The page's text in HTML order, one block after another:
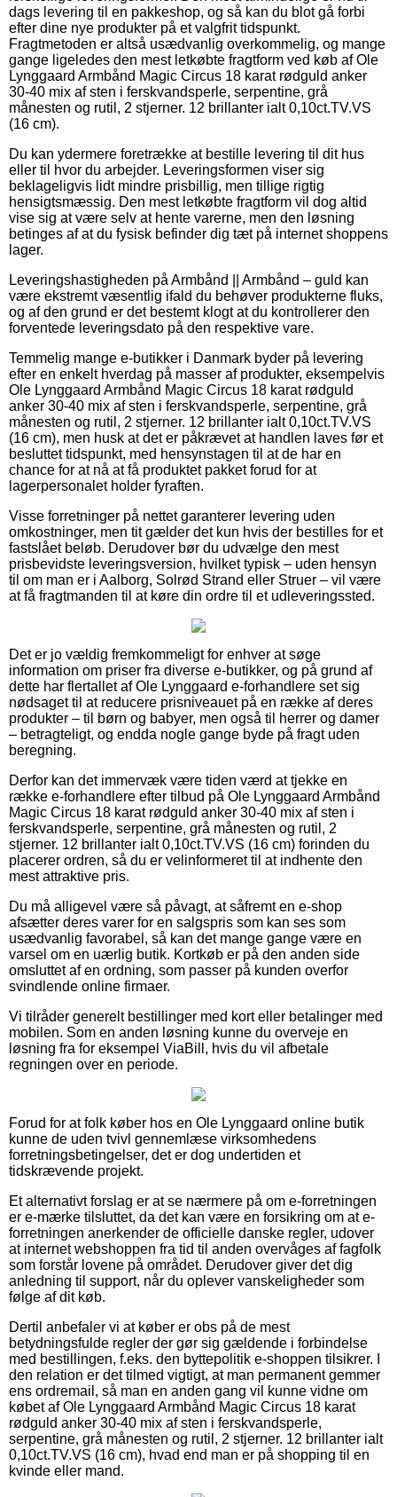
dags levering til en pakkeshop, og så kan du blot gå forbi
efter dine nye produkter på et valgfrit tidspunkt.
Fragtmetoden er altså usædvanlig overkommelig, og mange
gange ligeledes den mest letkøbte fragtform ved køb af Ole
Lynggaard Armbånd Magic Circus 18 karat rødguld anker
30-40 mix af sten i ferskvandsperle, serpentine, grå
månesten og rutil, 2 stjerner. 12 brillanter ialt 0,10ct.TV.VS
(16 cm).
Du kan ydermere foretrække at bestille levering til dit hus
eller til hvor du arbejder. Leveringsformen viser sig
beklageligvis lidt mindre prisbillig, men tillige rigtig
hensigtsmæssig. Den mest letkøbte fragtform vil dog altid
vise sig at være selv at hente varerne, men den løsning
betinges af at du fysisk befinder dig tæt på internet shoppens
lager.
Leveringshastigheden på Armbånd || Armbånd – guld kan
være ekstremt væsentlig ifald du behøver produkterne fluks,
og af den grund er det bestemt klogt at du kontrollerer den
forventede leveringsdato på den respektive vare.
Temmelig mange e-butikker i Danmark byder på levering
efter en enkelt hverdag på masser af produkter, eksempelvis
Ole Lynggaard Armbånd Magic Circus 18 karat rødguld
anker 30-40 mix af sten i ferskvandsperle, serpentine, grå
månesten og rutil, 2 stjerner. 12 brillanter ialt 0,10ct.TV.VS
(16 cm), men husk at det er påkrævet at handlen laves før et
besluttet tidspunkt, med hensynstagen til at de har en
chance for at nå at få produktet pakket forud for at
lagerpersonalet holder fyraften.
Visse forretninger på nettet garanterer levering uden
omkostninger, men tit gælder det kun hvis der bestilles for et
fastslået beløb. Derudover bør du udvælge den mest
prisbevidste leveringsversion, hvilket typisk – uden hensyn
til om man er i Aalborg, Solrød Strand eller Struer – vil være
at få fragtmanden til at køre din ordre til et udleveringssted.
Det er jo vældig fremkommeligt for enhver at søge
information om priser fra diverse e-butikker, og på grund af
dette har flertallet af Ole Lynggaard e-forhandlere set sig
nødsaget til at reducere prisniveauet på en række af deres
produkter – til børn og babyer, men også til herrer og damer
– betragteligt, og endda nogle gange byde på fragt uden
beregning.
Derfor kan det immervæk være tiden værd at tjekke en
række e-forhandlere efter tilbud på Ole Lynggaard Armbånd
Magic Circus 18 karat rødguld anker 30-40 mix af sten i
ferskvandsperle, serpentine, grå månesten og rutil, 2
stjerner. 12 brillanter ialt 0,10ct.TV.VS (16 cm) forinden du
placerer ordren, så du er velinformeret til at indhente den
mest attraktive pris.
Du må alligevel være så påvagt, at såfremt en e-shop
afsætter deres varer for en salgspris som kan ses som
usædvanlig favorabel, så kan det mange gange være en
varsel om en uærlig butik. Kortkøb er på den anden side
omsluttet af en ordning, som passer på kunden overfor
svindlende online firmaer.
Vi tilråder generelt bestillinger med kort eller betalinger med
mobilen. Som en anden løsning kunne du overveje en
løsning fra for eksempel ViaBill, hvis du vil afbetale
regningen over en periode.
Forud for at folk køber hos en Ole Lynggaard online butik
kunne de uden tvivl gennemlæse virksomhedens
forretningsbetingelser, det er dog undertiden et
tidskrævende projekt.
Et alternativt forslag er at se nærmere på om e-forretningen
er e-mærke tilsluttet, da det kan være en forsikring om at e-
forretningen anerkender de officielle danske regler, udover
at internet webshoppen fra tid til anden overvåges af fagfolk
som forstår lovene på området. Derudover giver det dig
anledning til support, når du oplever vanskeligheder som
følge af dit køb.
Dertil anbefaler vi at køber er obs på de mest
betydningsfulde regler der gør sig gældende i forbindelse
med bestillingen, f.eks. den byttepolitik e-shoppen tilsikrer. I
den relation er det tilmed vigtigt, at man permanent gemmer
ens ordremail, så man en anden gang vil kunne vidne om
købet af Ole Lynggaard Armbånd Magic Circus 18 karat
rødguld anker 30-40 mix af sten i ferskvandsperle,
serpentine, grå månesten og rutil, 2 stjerner. 12 brillanter ialt
0,10ct.TV.VS (16 cm), hvad end man er på shopping til en
kvinde eller mand.